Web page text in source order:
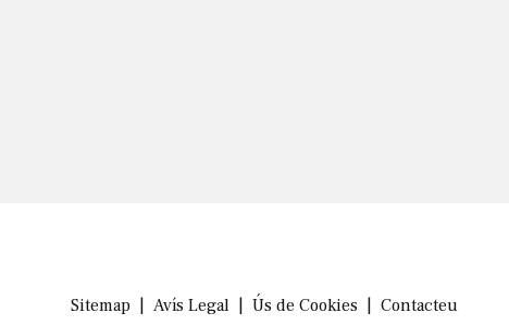
Sitemap Avís Legal Ús de Cookies Contacteu